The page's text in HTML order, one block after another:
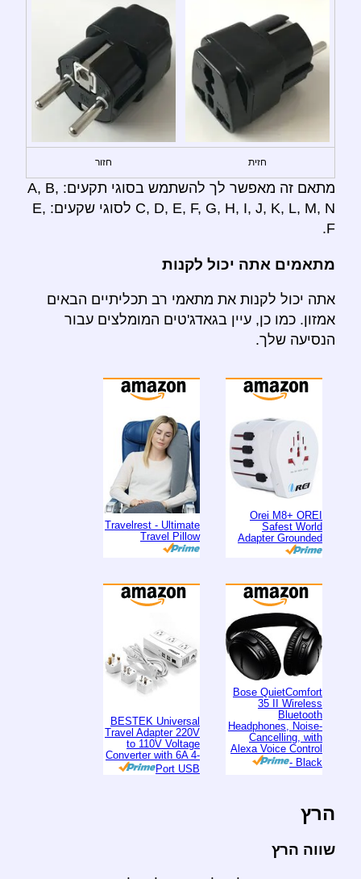
חזית חזור
מתאם זה מאפשר לך להשתמש בסוגי תקעים: A, B,
C, D, E, F, G, H, I, J, K, L, M, N לסוגי שקעים: E,
F.
מתאמים אתה יכול לקנות
אתה יכול לקנות את מתאמי רב תכליתיים הבאים
אמזון. כמו כן, עיין בגאדג'טים המומלצים עבור
הנסיעה שלך.
Orei M8+ OREI
Safest World
Adapter Grounded
Travelrest - Ultimate
Travel Pillow
Bose QuietComfort
35 II Wireless
Bluetooth
Headphones, Noise-
Cancelling, with
Alexa Voice Control
- Black
BESTEK Universal
Travel Adapter 220V
to 110V Voltage
Converter with 6A 4-
Port USB
הרץ
שווה הרץ